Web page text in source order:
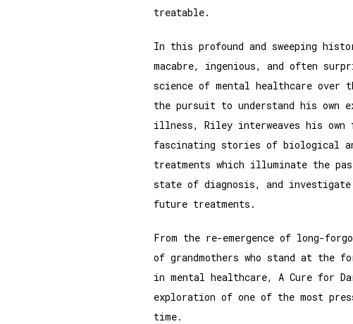
treatable.
In this profound and sweeping
macabre, ingenious, and often
science of mental healthcare over
the pursuit to understand his own
illness, Riley interweaves his
fascinating stories of biological
treatments which illuminate the
state of diagnosis, and investigate
future treatments.
From the re-emergence of long-
of grandmothers who stand at the
in mental healthcare, A Cure for
exploration of one of the most
time.